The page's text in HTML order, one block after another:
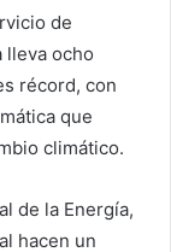
de
lleva ocho
récord, con
que
climático.
de la Energía,
hacen un